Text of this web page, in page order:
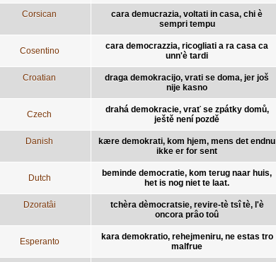
Corsican
cara demucrazia, voltati in casa, chi è
sempri tempu
Cosentino
cara democrazzia, ricogliati a ra casa ca
unn'è tardi
Croatian
draga demokracijo, vrati se doma, jer još
nije kasno
Czech
drahá demokracie, vrať se zpátky domů,
ještě není pozdě
Danish
kære demokrati, kom hjem, mens det endnu
ikke er for sent
Dutch
beminde democratie, kom terug naar huis,
het is nog niet te laat.
Dzoratâi
tchèra dèmocratsie, revire-tè tsî tè, l'è
oncora prâo toû
Esperanto
kara demokratio, rehejmeniru, ne estas tro
malfrue